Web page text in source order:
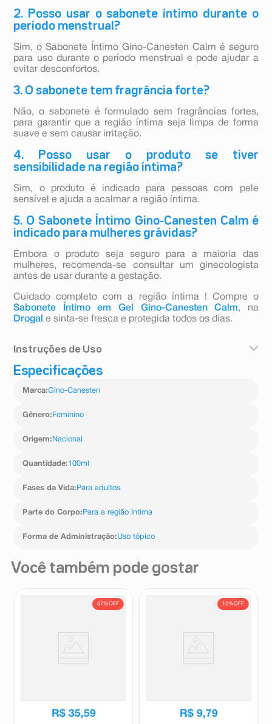
2. Posso usar o sabonete íntimo durante o
período menstrual?
Sim, o Sabonete Íntimo Gino-Canesten Calm é seguro
para uso durante o período menstrual e pode ajudar a
evitar desconfortos.
3. O sabonete tem fragrância forte?
Não, o sabonete é formulado sem fragrâncias fortes,
para garantir que a região íntima seja limpa de forma
suave e sem causar irritação.
4. Posso usar o produto se tiver
sensibilidade na região íntima?
Sim, o produto é indicado para pessoas com pele
sensível e ajuda a acalmar a região íntima.
5. O Sabonete Íntimo Gino-Canesten Calm é
indicado para mulheres grávidas?
Embora o produto seja seguro para a maioria das
mulheres, recomenda-se consultar um ginecologista
antes de usar durante a gestação.
Cuidado completo com a região íntima ! Compre o
Sabonete Íntimo em Gel Gino-Canesten Calm, na
Drogal e sinta-se fresca e protegida todos os dias.
Instruções de Uso
Aplique uma pequena quantidade do Sabonete Íntimo
pele úmida. Massageie suavemente e enxágue bem
eficaz.
Especificações
Marca:Gino-Canesten
Gênero: Feminino
Origem: Nacional
Quantidade:100ml
Fases da Vida: Para adultos
Parte do Corpo: Para a região Intima
Forma de Administração:Uso tópico
Você também pode gostar
37%OFF
R$ 35,59
13%OFF
R$ 9,79